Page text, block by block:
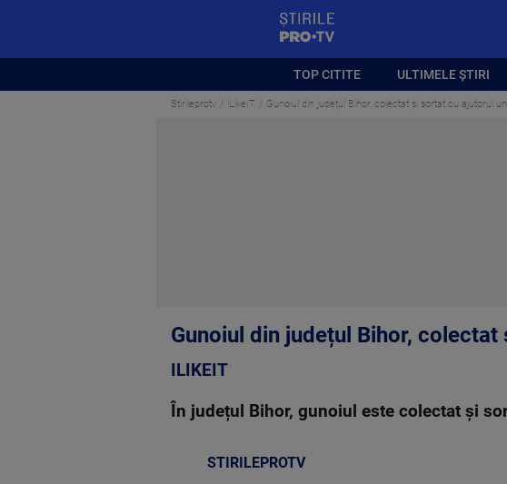
TOP CITITE ULTIMELE ȘTIRI
Stirileprotv iLikeIT Gunoiul din județul Bihor, colectat și sortat cu ajutorul
Gunoiul din județul Bihor,
ILIKEIT
În județul Bihor, gunoiul este colectat și
STIRILEPROTV